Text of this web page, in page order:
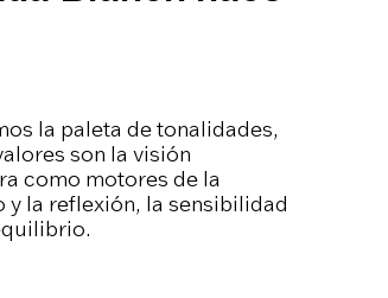
la paleta de tonalidades,
son la visión
como motores de la
la reflexión, la sensibilidad